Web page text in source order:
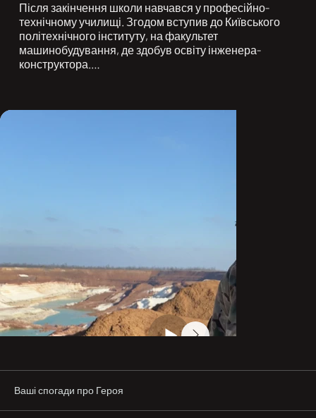
Після закінчення школи навчався у професійно-
технічному училищі. Згодом вступив до Київського
політехнічного інституту, на факультет
машинобудування, де здобув освіту інженера-
конструктора.
Спірного, проводив ротації в жорстких боях,
відбивав штурми, евакуйовував загиблих з
небезпечних ділянок фронту. Його рішучість
неодноразово рятувала життя побратимів.
Олег мав високі тактичні здібності, швидко приймав
Став інструктором батальйону, навчав молодих
бійців та формував ефективну команду.
Ваші спогади про Героя